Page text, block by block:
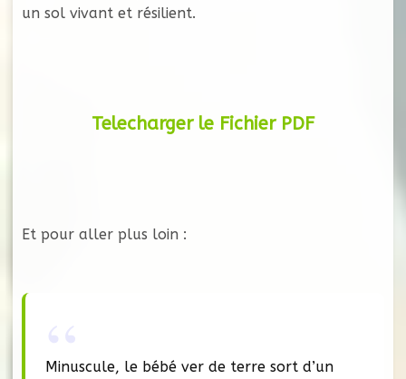
un sol vivant et résilient.
Telecharger le Fichier PDF
Et pour aller plus loin :
Minuscule, le bébé ver de terre sort d’un